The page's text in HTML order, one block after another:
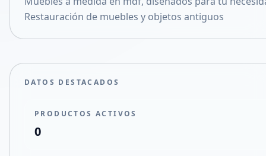
Compartir en X
Restauración de muebles y objetos antiguos
DATOS DESTACADOS
PRODUCTOS ACTIVOS
0